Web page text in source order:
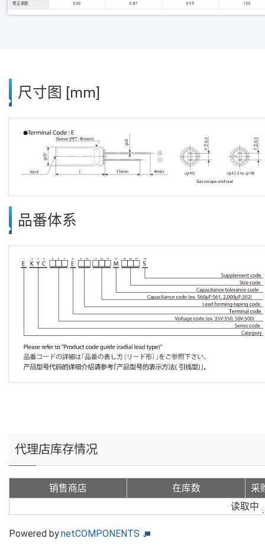
修正系数 0.60 0.87 0.95 1.00
尺寸图 [mm]
品番体系
代理店库存情况
销售商店 在库数
采
读取中
Powered bynetCOMPONENTS